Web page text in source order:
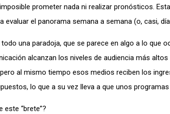
prometer nada ni realizar pronósticos.
evaluar el panorama semana a semana (o, casi,
una paradoja, que se parece en algo a lo que
alcanzan los niveles de audiencia más
al mismo tiempo esos medios reciben los
lo que a su vez lleva a que unos
este “brete”?